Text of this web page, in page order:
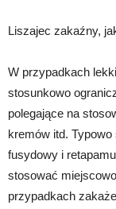
Liszajec zakaźny,
W przypadkach
stosunkowo
polegające na
kremów itd.
fusydowy i
stosować
przypadkach